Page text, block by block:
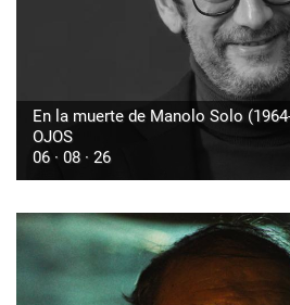
En la muerte de Manolo Solo
OJOS
06 · 08 · 26